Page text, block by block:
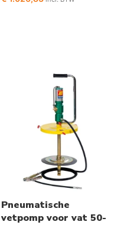
Pneumatische
vetpomp voor vat 50-